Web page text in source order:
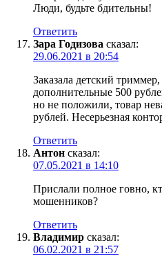
Люди, будьте бдительны!
Ответить
Зара Годизова сказал:
29.06.2021 в 20:54
Заказала детский
дополнительные 500
но не положили, товар
рублей. Несерьезная
Ответить
Антон сказал:
07.05.2021 в 14:10
Прислали полное говно,
мошенников?
Ответить
Владимир сказал:
06.02.2021 в 21:57